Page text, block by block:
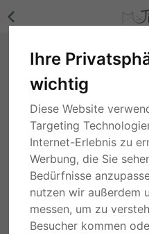
Ihre
wichtig
Diese Website
Targeting
Internet-Erlebnis zu
Werbung, die Sie
Bedürfnisse
nutzen wir außerdem
messen, um zu
Besucher kommen
Szerena - sucht
Hündin Bilder